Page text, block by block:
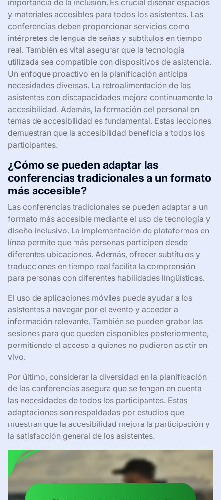
importancia de la inclusión. Es crucial diseñar espacios
y materiales accesibles para todos los asistentes. Las
conferencias deben proporcionar servicios como
intérpretes de lengua de señas y subtítulos en tiempo
real. También es vital asegurar que la tecnología
utilizada sea compatible con dispositivos de asistencia.
Un enfoque proactivo en la planificación anticipa
necesidades diversas. La retroalimentación de los
asistentes con discapacidades mejora continuamente la
accesibilidad. Además, la formación del personal en
temas de accesibilidad es fundamental. Estas lecciones
demuestran que la accesibilidad beneficia a todos los
participantes.
¿Cómo se pueden adaptar las
conferencias tradicionales a un formato
más accesible?
Las conferencias tradicionales se pueden adaptar a un
formato más accesible mediante el uso de tecnología y
diseño inclusivo. La implementación de plataformas en
línea permite que más personas participen desde
diferentes ubicaciones. Además, ofrecer subtítulos y
traducciones en tiempo real facilita la comprensión
para personas con diferentes habilidades lingüísticas.
El uso de aplicaciones móviles puede ayudar a los
asistentes a navegar por el evento y acceder a
información relevante. También se pueden grabar las
sesiones para que queden disponibles posteriormente,
permitiendo el acceso a quienes no pudieron asistir en
vivo.
Por último, considerar la diversidad en la planificación
de las conferencias asegura que se tengan en cuenta
las necesidades de todos los participantes. Estas
adaptaciones son respaldadas por estudios que
muestran que la accesibilidad mejora la participación y
la satisfacción general de los asistentes.